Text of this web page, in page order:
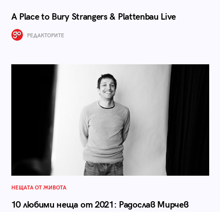
A Place to Bury Strangers & Plattenbau Live
РЕДАКТОРИТЕ
НЕЩАТА ОТ ЖИВОТА
10 любими неща от 2021: Радослав Мирчев